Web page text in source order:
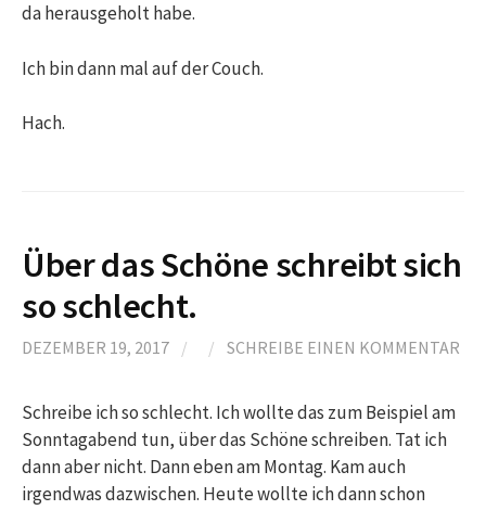
da herausgeholt habe.
Ich bin dann mal auf der Couch.
Hach.
Über das Schöne schreibt sich
so schlecht.
DEZEMBER 19, 2017 / / SCHREIBE EINEN KOMMENTAR
Schreibe ich so schlecht. Ich wollte das zum Beispiel am
Sonntagabend tun, über das Schöne schreiben. Tat ich
dann aber nicht. Dann eben am Montag. Kam auch
irgendwas dazwischen. Heute wollte ich dann schon